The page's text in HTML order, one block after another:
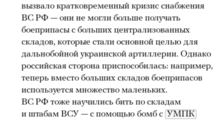
вызвало кратковременный кризис снабжения
ВС РФ — они не могли больше получать
боеприпасы с больших централизованных
складов, которые стали основной целью для
дальнобойной украинской артиллерии. Однако
российская сторона приспособилась: например,
теперь вместо больших складов боеприпасов
используется множество маленьких.
ВС РФ тоже научились бить по складам
и штабам ВСУ — с помощью бомб с УМПК